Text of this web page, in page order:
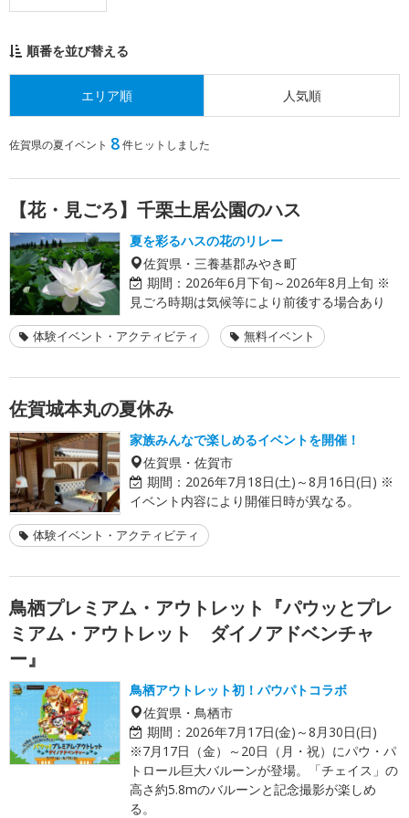
順番を並び替える
エリア順 人気順
佐賀県の夏イベント 8件ヒットしました
【花・見ごろ】千栗土居公園のハス
夏を彩るハスの花のリレー
佐賀県・三養基郡みやき町
期間： 2026年6月下旬～2026年8月上旬 ※
見ごろ時期は気候等により前後する場合あり
体験イベント・アクティビティ 無料イベント
佐賀城本丸の夏休み
家族みんなで楽しめるイベントを開催！
佐賀県・佐賀市
期間： 2026年7月18日(土)～8月16日(日) ※
イベント内容により開催日時が異なる。
体験イベント・アクティビティ
鳥栖プレミアム・アウトレット『パウッとプレ
ミアム・アウトレット ダイノアドベンチャ
ー』
鳥栖アウトレット初！パウパトコラボ
佐賀県・鳥栖市
期間： 2026年7月17日(金)～8月30日(日)
※7月17日（金）～20日（月・祝）にパウ・パ
トロール巨大バルーンが登場。「チェイス」の
高さ約5.8mのバルーンと記念撮影が楽しめ
る。